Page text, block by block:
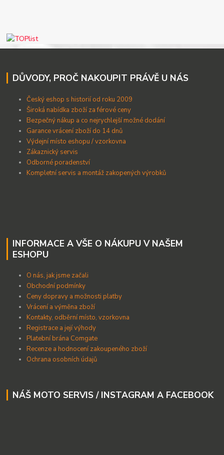
DŮVODY, PROČ NAKOUPIT PRÁVĚ U NÁS
Český eshop s historií od roku 2009
Široká nabídka zboží za férové ceny
Bezpečný nákup a co nejrychlejší možné dodání
Garance vrácení zboží do 14 dnů
Výdejní místo eshopu / vzorkovna
Zákaznický servis
Odborné poradenství
Kompletní servis a montáž zakopených výrobků
INFORMACE A VŠE O NÁKUPU V NAŠEM
ESHOPU
O nás, jak jsme začali
Obchodní podmínky
Ceny dopravy a možnosti platby
Vrácení a výměna zboží
Kontakty, odběrní místo, vzorkovna
Registrace a její výhody
Platební brána Comgate
Recenze a hodnocení zakoupeného zboží
Ochrana osobních údajů
NÁŠ MOTO SERVIS / INSTAGRAM A FACEBOOK